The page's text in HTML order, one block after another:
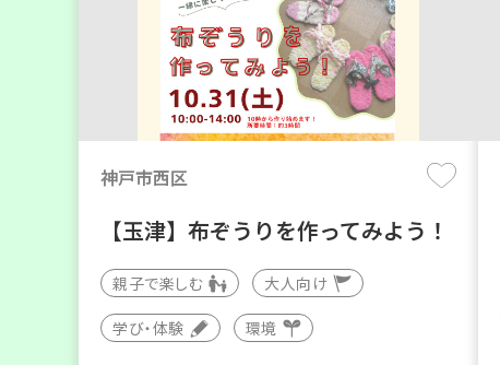
神戸市西区
【玉津】布ぞうりを作ってみよう！
親子で楽しむ 大人向け
学び・体験 環境